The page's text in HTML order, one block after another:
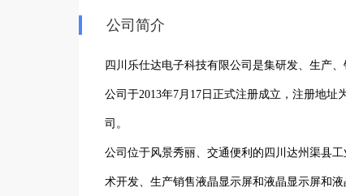
公司简介
四川乐仕达电子科技有限公司是集研发、生产
公司于2013年7月17日正式注册成立，注册地
司。
公司位于风景秀丽、交通便利的四川达州渠县
术开发、生产销售液晶显示屏和液晶显示屏和